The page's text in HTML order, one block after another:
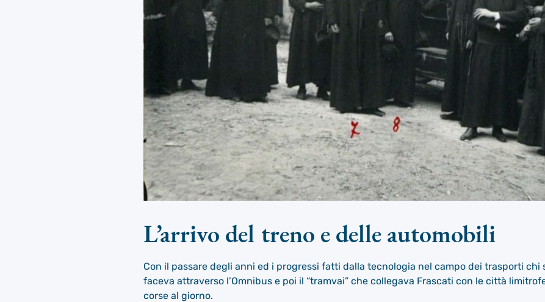
L’arrivo del treno e delle automobili
Con il passare degli anni ed i progressi fatti dalla tecnologia nel campo dei trasporti chi
faceva attraverso l’Omnibus e poi il “tramvai” che collegava Frascati con le città
corse al giorno.